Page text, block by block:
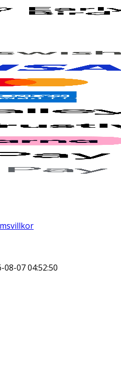
08-07 04:52:50